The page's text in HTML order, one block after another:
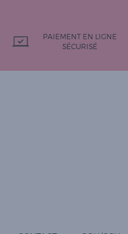
PAIEMENT EN LIGNE
SÉCURISÉ